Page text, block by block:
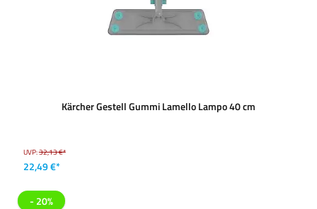
Kärcher Gestell Gummi Lamello Lampo 40 cm
UVP:32,13 €*
22,49 €*
- 20%